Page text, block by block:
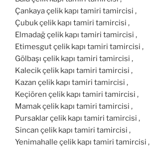
Çankaya çelik kapı tamiri tamircisi ,
Çubuk çelik kapı tamiri tamircisi ,
Elmadağ çelik kapı tamiri tamircisi ,
Etimesgut çelik kapı tamiri tamircisi ,
Gölbaşı çelik kapı tamiri tamircisi ,
Kalecik çelik kapı tamiri tamircisi ,
Kazan çelik kapı tamiri tamircisi ,
Keçiören çelik kapı tamiri tamircisi ,
Mamak çelik kapı tamiri tamircisi ,
Pursaklar çelik kapı tamiri tamircisi ,
Sincan çelik kapı tamiri tamircisi ,
Yenimahalle çelik kapı tamiri tamircisi ,